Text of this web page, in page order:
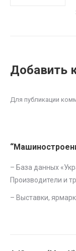
Добавить
Для публикации
– База данных «
Производители и
– Выставки,